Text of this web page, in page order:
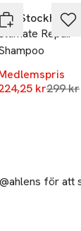
30 dagar
REF Stockholm
Ultimate Repair
kr299 kr
för att